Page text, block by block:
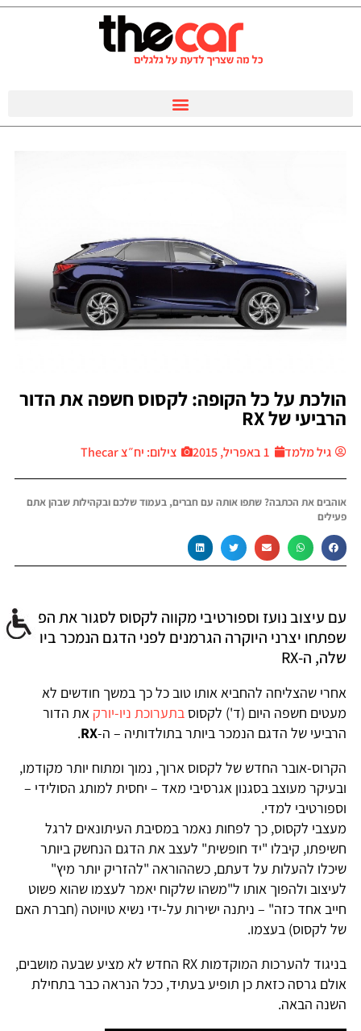
הולכת על כל הקופה: לקסוס חשפה את הדור
הרביעי של RX
גיל מלמד 1 באפריל, 2015 צילום: יח״צ Thecar
אוהבים את הכתבה? שתפו אותה עם חברים, בעמוד שלכם ובקהילות שבהן אתם
פעילים
עם עיצוב נועז וספורטיבי מקווה לקסוס לסגור את הפער
שפתחו יצרני היוקרה הגרמנים לפני הדגם הנמכר ביותר
שלה, ה-RX
אחרי שהצליחה להחביא אותו טוב כל כך במשך חודשים לא
מעטים חשפה היום (ד') לקסוס בתערוכת ניו-יורק את הדור
הרביעי של הדגם הנמכר ביותר בתולדותיה – ה-RX
.
הקרוס-אובר החדש של לקסוס ארוך, נמוך ומתוח יותר מקודמו,
ובעיקר מעוצב בסגנון אגרסיבי מאד – יחסית למותג הסולידי –
וספורטיבי למדי.
מעצבי לקסוס, כך לפחות נאמר במסיבת העיתונאים לרגל
חשיפתו, קיבלו "יד חופשית" לעצב את הדגם הנחשק ביותר
שיכלו להעלות על דעתם, כשההוראה "להזריק יותר מיץ"
לעיצוב ולהפוך אותו ל"משהו שלקוח יאמר לעצמו שהוא פשוט
חייב אחד כזה" – ניתנה ישירות על-ידי נשיא טויוטה (חברת האם
של לקסוס) בעצמו.
בניגוד להערכות המוקדמות RX החדש לא מציע שבעה מושבים,
אולם גרסה כזאת כן תופיע בעתיד, ככל הנראה כבר בתחילת
השנה הבאה.